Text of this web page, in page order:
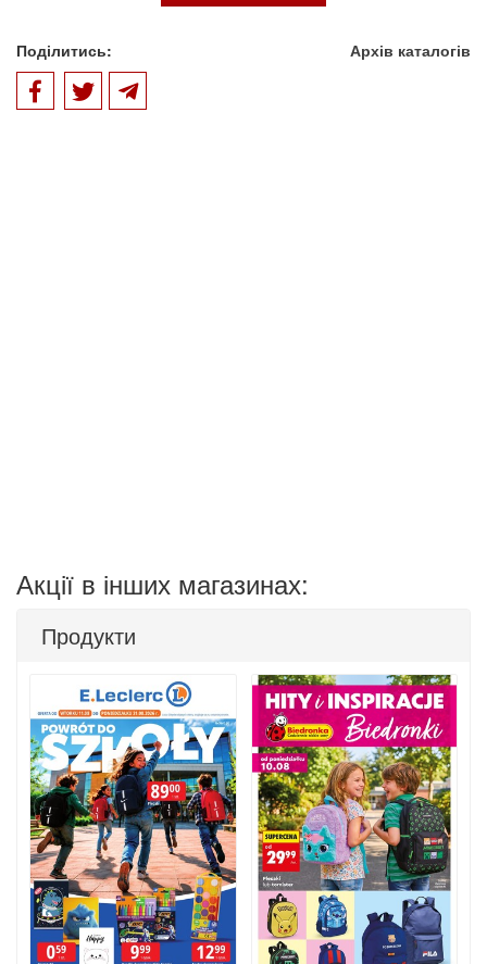
Поділитись: Архів каталогів
Акції в інших магазинах:
Продукти